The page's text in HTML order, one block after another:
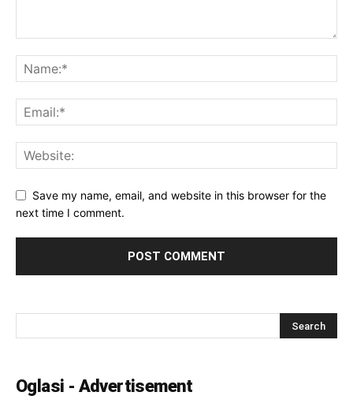
Save my name, email, and website in this browser for the
next time I comment.
Oglasi - Advertisement